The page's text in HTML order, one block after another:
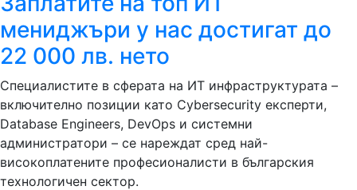
мениджъри у нас достигат до
22 000 лв. нето
Специалистите в сферата на ИТ инфраструктурата –
включително позиции като Cybersecurity експерти,
Database Engineers, DevOps и системни
администратори – се нареждат сред най-
високоплатените професионалисти в българския
технологичен сектор.